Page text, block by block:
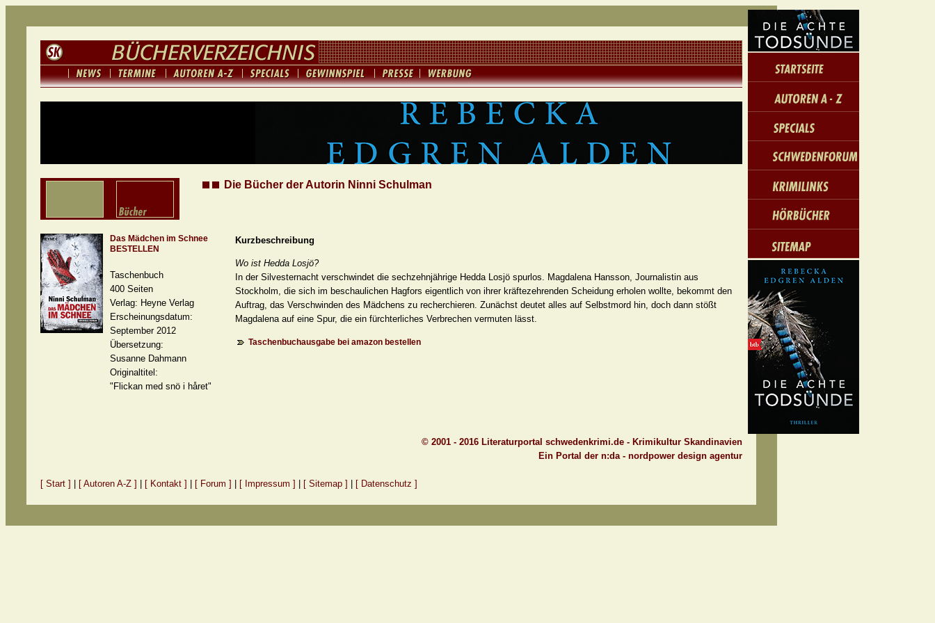
Die Bücher der Autorin Ninni Schulman
Das Mädchen im Schnee
BESTELLEN
Taschenbuch
400 Seiten
Verlag: Heyne Verlag
Erscheinungsdatum:
September 2012
Übersetzung:
Susanne Dahmann
Originaltitel:
"Flickan med snö i håret"
Kurzbeschreibung
Wo ist Hedda Losjö?
In der Silvesternacht verschwindet die sechzehnjährige Hedda Losjö spurlos. Magdalena Hansson, Journalistin aus
Stockholm, die sich im beschaulichen Hagfors eigentlich von ihrer kräftezehrenden Scheidung erholen wollte, bekommt den
Auftrag, das Verschwinden des Mädchens zu recherchieren. Zunächst deutet alles auf Selbstmord hin, doch dann stößt
Magdalena auf eine Spur, die ein fürchterliches Verbrechen vermuten lässt.
Taschenbuchausgabe bei amazon bestellen
© 2001 - 2016 Literaturportal schwedenkrimi.de - Krimikultur Skandinavien
Ein Portal der n:da - nordpower design agentur
[ Start ] [ Autoren A-Z ] [ Kontakt ] [ Forum ] [ Impressum ] [ Sitemap ] [ Datenschutz ]